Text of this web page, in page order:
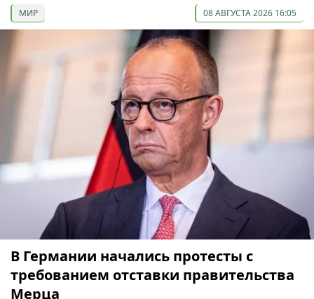
МИР 08 АВГУСТА 2026 16:05
В Германии начались протесты с
требованием отставки правительства
Мерца